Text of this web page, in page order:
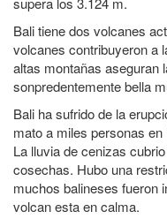
Bali tiene dos volcanes
volcanes contribuyeron a
altas montañas aseguran
sonpredentemente bella
Bali ha sufrido de la
mato a miles personas en
La lluvia de cenizas
cosechas. Hubo una
muchos balineses fueron
volcan esta en calma.